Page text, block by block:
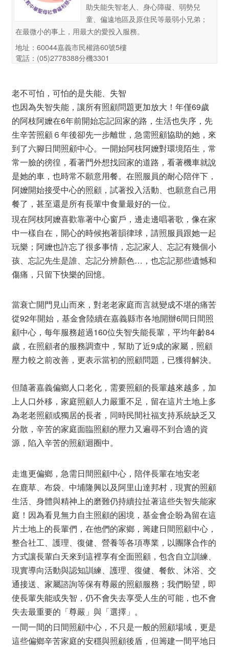
助失能失智老人、身心障礙、弱勢兒
童、偏遠地區及原住民等最弱小兄弟；
在最微小的事上，用最大的愛投入服務。
地址：60044嘉義市民權路60號5樓
電話：(05)2778388分機3301
老不可怕，可怕的是失能、失智
也因為失智失能，讓所有照顧問題更加放大！年僅69歲
的阿枝阿嬤在6年前開始忘記回家的路，生活也失序，先
生辛苦照顧６年後卻先一步離世，急需照顧協助的她，來
到了六腳日間照顧中心。一開始阿枝阿嬤對環境陌生，常
常一臉的徬徨，看著門外想找回家的道路，看著機車就說
是她的車，也時常不願意用餐。在照服員的耐心陪伴下，
阿嬤開始接受中心的照顧，試著投入活動、也願意自己用
餐了，甚至還是所有長輩中食量最好的一位。
現在阿枝阿嬤喜歡靠著中心窗戶，邊走邊唱著歌，像在家
中一樣自在，開心的時候抱著韻律球，請照服員跟她一起
玩樂；阿嬤也許忘了很多事情，忘記家人、忘記有幾個小
孩、忘記先生是誰、忘記分辨顏色…，也忘記那些遺憾和
傷痛，只留下快樂的回憶。
當衰亡開門見山而來，對老老家庭而言就變成不堪的痛苦
從92年開始，基金會陸續在嘉義縣市各地開辦6間日間照
顧中心，每年服務超過160位失智失能長輩，平均年齡84
歲，在照顧者的服務調查中，幫助了近9成的家屬，照顧
壓力較之前改善，更表示當初的照顧問題，已獲得解決。
但隨著嘉義偏鄉人口老化，需要照顧的長輩越來越多，加
上人口外移，家庭照顧人力嚴重不足，留在這片土地上多
為老老照顧或獨居的長者，同時民間社福支持系統缺乏又
分散，辛苦的家庭面臨照顧的壓力又遍尋不到合適的資
源，陷入辛苦的照顧迴圈中。
走進更偏鄉，急需日間照顧中心，陪伴長輩在地安老
在鹿草、布袋、中埔隆興以及阿里山達邦村，現實的照顧
生活、身體與精神上的磨難仍持續拉扯著這些失智失能家
庭！因為看見無力自主照顧的困境，基金會企盼為留在這
片土地上的長輩們，在他們的家鄉，籌建日間照顧中心，
整合社工、護理、復健、營養等各項專業，以團隊合作的
方式讓長輩白天來到這裡享有全面照顧，包含自立訓練、
現實導向活動與認知訓練、護理、復健、餐飲、沐浴、交
通接送、家屬諮詢等保有尊嚴的照顧服務；我們盼望，即
使長輩失能或失智，仍不會失去享受人生的可能，也不會
失去最重要的「尊嚴」與「選擇」。
一間一間的日間照顧中心，不只是一般的照顧場域，更是
這些偏鄉辛苦家庭的安穩與照顧後盾，但籌建一間平地日